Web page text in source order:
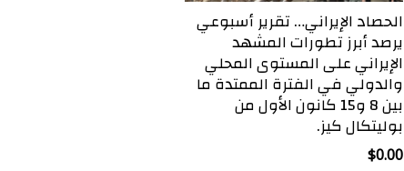
الحصاد الإيراني… تقرير أسبوعي
يرصد أبرز تطورات المشهد
الإيراني على المستوى المحلي
والدولي في الفترة الممتدة ما
بين 8 و15 كانون الأول من
بوليتكال كيز.
$0.00